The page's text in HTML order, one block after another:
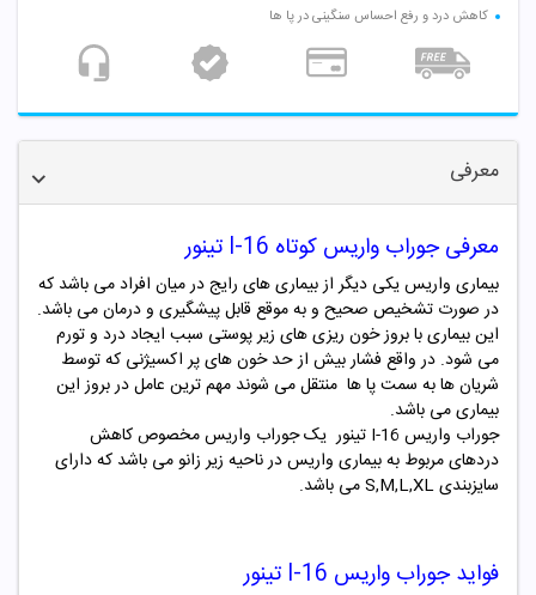
کاهش درد و رفع احساس سنگینی در پا ها
معرفی
معرفی جوراب واریس کوتاه I-16 تینور
بیماری واریس یکی دیگر از بیماری های رایج در میان افراد می باشد که
در صورت تشخیص صحیح و به موقع قابل پیشگیری و درمان می باشد.
این بیماری با بروز خون ریزی های زیر پوستی سبب ایجاد درد و تورم
می شود. در واقع فشار بیش از حد خون های پر اکسیژنی که توسط
شریان ها به سمت پا ها منتقل می شوند مهم ترین عامل در بروز این
بیماری می باشد.
جوراب واریس I-16 تینور یک جوراب واریس مخصوص کاهش
دردهای مربوط به بیماری واریس در ناحیه زیر زانو می باشد که دارای
سایزبندی S,M,L,XL می باشد.
فواید جوراب واریس I-16 تینور